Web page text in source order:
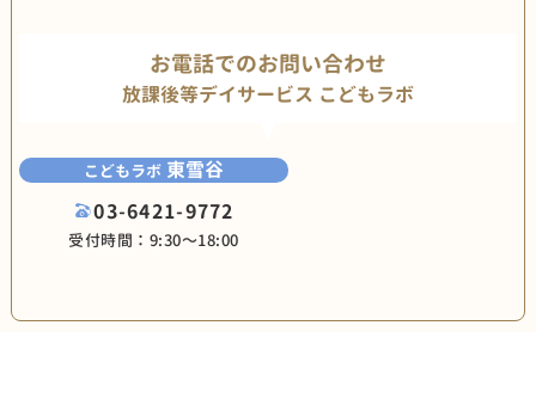
お電話でのお問い合わせ
放課後等デイサービス こどもラボ
こどもラボ 東雪谷
03-6421-9772
受付時間：9:30〜18:00